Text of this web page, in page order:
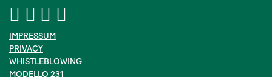
IMPRESSUM
PRIVACY
WHISTLEBLOWING
MODELLO 231